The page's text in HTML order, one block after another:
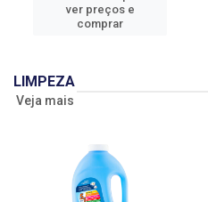
ver preços e
comprar
LIMPEZA
Veja mais